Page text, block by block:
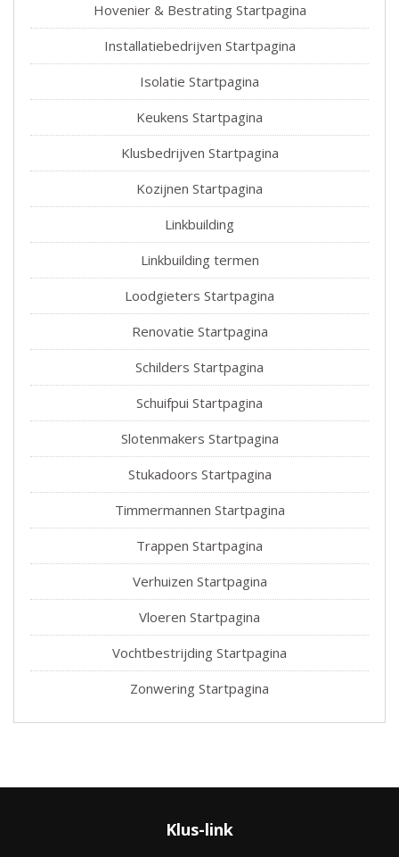
Hovenier & Bestrating Startpagina
Installatiebedrijven Startpagina
Isolatie Startpagina
Keukens Startpagina
Klusbedrijven Startpagina
Kozijnen Startpagina
Linkbuilding
Linkbuilding termen
Loodgieters Startpagina
Renovatie Startpagina
Schilders Startpagina
Schuifpui Startpagina
Slotenmakers Startpagina
Stukadoors Startpagina
Timmermannen Startpagina
Trappen Startpagina
Verhuizen Startpagina
Vloeren Startpagina
Vochtbestrijding Startpagina
Zonwering Startpagina
Klus-link